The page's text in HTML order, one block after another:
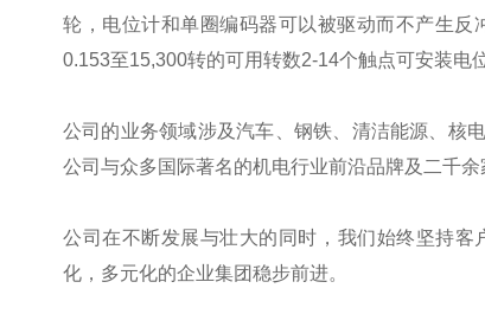
轮，电位计和单圈编码器可以被驱动而不产生
0.153至15,300转的可用转数2-14个触点可安装电
公司的业务领域涉及汽车、钢铁、清洁能源、核
公司与众多国际著名的机电行业前沿品牌及二千余
公司在不断发展与壮大的同时，我们始终坚持
化，多元化的企业集团稳步前进。